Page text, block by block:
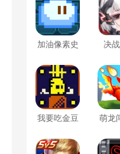
加油像素史
莱姆下载最
新版
决
我要吃金豆
手游
萌龙
作战